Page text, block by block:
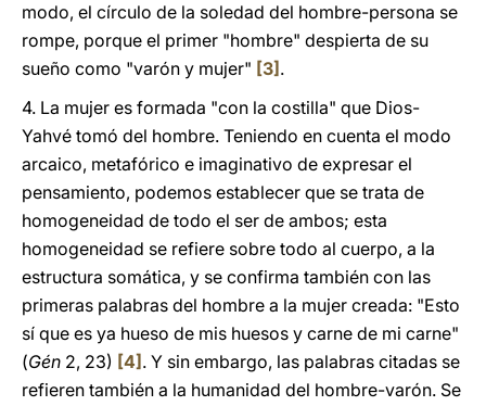
modo, el círculo de la soledad del hombre-persona se
rompe, porque el primer "hombre" despierta de su
sueño como "varón y mujer" [3] .
4. La mujer es formada "con la costilla" que Dios-
Yahvé tomó del hombre. Teniendo en cuenta el modo
arcaico, metafórico e imaginativo de expresar el
pensamiento, podemos establecer que se trata de
homogeneidad de todo el ser de ambos; esta
homogeneidad se refiere sobre todo al cuerpo, a la
estructura somática, y se confirma también con las
primeras palabras del hombre a la mujer creada: "Esto
sí que es ya hueso de mis huesos y carne de mi carne"
(Gén 2, 23) [4] . Y sin embargo, las palabras citadas se
refieren también a la humanidad del hombre-varón. Se